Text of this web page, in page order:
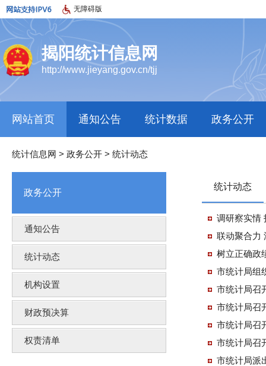
无障碍版
揭阳统计信息网
http://www.jieyang.gov.cn/tjj
网站首页 通知公告 统计数据 政务公开
统计信息网 > 政务公开 > 统计动态
政务公开
通知公告
统计动态
机构设置
财政预决算
权责清单
统计动态
调研察实情
联动聚合力
树立正确政
市统计局组
市统计局召
市统计局召
市统计局召
市统计局召
市统计局派